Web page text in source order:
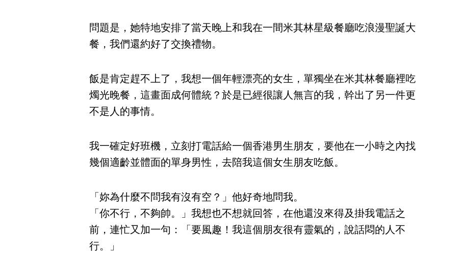
問題是，她特地安排了當天晚上和我在一間米其林星級餐廳吃浪漫聖誕大
餐，我們還約好了交換禮物。
飯是肯定趕不上了，我想一個年輕漂亮的女生，單獨坐在米其林餐廳裡吃
燭光晚餐，這畫面成何體統？於是已經很讓人無言的我，幹出了另一件更
不是人的事情。
我一確定好班機，立刻打電話給一個香港男生朋友，要他在一小時之內找
幾個適齡並體面的單身男性，去陪我這個女生朋友吃飯。
「妳為什麼不問我有沒有空？」他好奇地問我。
「你不行，不夠帥。」我想也不想就回答，在他還沒來得及掛我電話之
前，連忙又加一句：「要風趣！我這個朋友很有靈氣的，說話悶的人不
行。」